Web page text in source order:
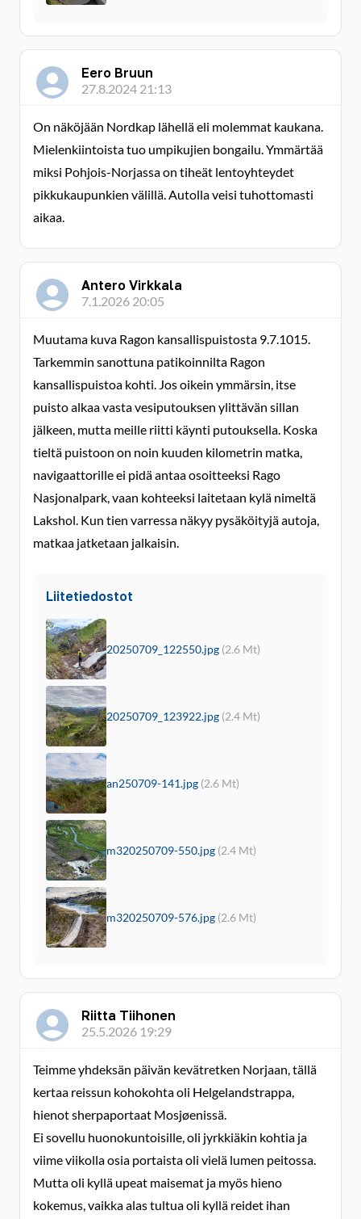
Eero Bruun
27.8.2024 21:13
On näköjään Nordkap lähellä eli molemmat kaukana.
Mielenkiintoista tuo umpikujien bongailu. Ymmärtää
miksi Pohjois-Norjassa on tiheät lentoyhteydet
pikkukaupunkien välillä. Autolla veisi tuhottomasti
aikaa.
Antero Virkkala
7.1.2026 20:05
Muutama kuva Ragon kansallispuistosta 9.7.1015.
Tarkemmin sanottuna patikoinnilta Ragon
kansallispuistoa kohti. Jos oikein ymmärsin, itse
puisto alkaa vasta vesiputouksen ylittävän sillan
jälkeen, mutta meille riitti käynti putouksella. Koska
tieltä puistoon on noin kuuden kilometrin matka,
navigaattorille ei pidä antaa osoitteeksi Rago
Nasjonalpark, vaan kohteeksi laitetaan kylä nimeltä
Lakshol. Kun tien varressa näkyy pysäköityjä autoja,
matkaa jatketaan jalkaisin.
Liitetiedostot
20250709_122550.jpg (2.6 Mt)
20250709_123922.jpg (2.4 Mt)
an250709-141.jpg (2.6 Mt)
m320250709-550.jpg (2.4 Mt)
m320250709-576.jpg (2.6 Mt)
Riitta Tiihonen
25.5.2026 19:29
Teimme yhdeksän päivän kevätretken Norjaan, tällä
kertaa reissun kohokohta oli Helgelandstrappa,
hienot sherpaportaat Mosjøenissä.
Ei sovellu huonokuntoisille, oli jyrkkiäkin kohtia ja
viime viikolla osia portaista oli vielä lumen peitossa.
Mutta oli kyllä upeat maisemat ja myös hieno
kokemus, vaikka alas tultua oli kyllä reidet ihan